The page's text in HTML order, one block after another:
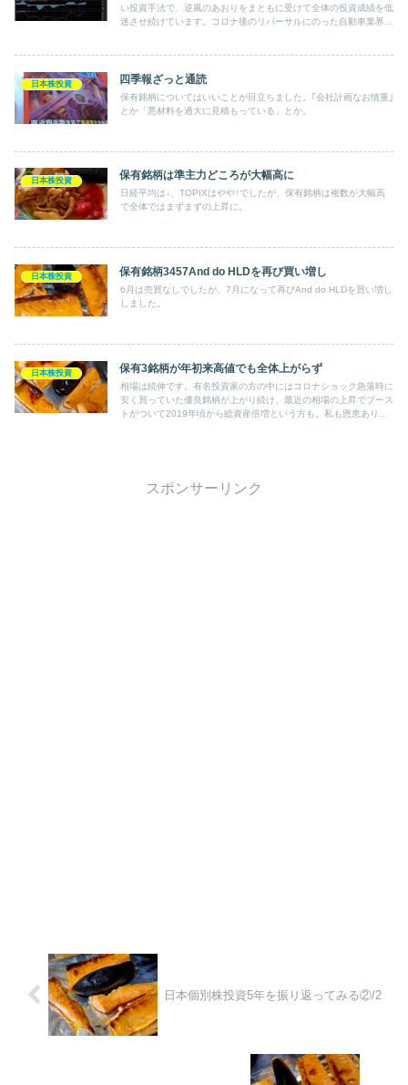
い投資手法で、逆風のあおりをまともに受けて全体の投資成績を低
迷させ続けています。コロナ後のリバーサルにのった自動車業界で
日本株投資 四季報ざっと通読
保有銘柄についてはいいことが目立ちました。｢会社計画なお慎重｣
とか「悪材料を過大に見積もっている」とか。
日本株投資 保有銘柄は準主力どころが大幅高に
日経平均は↓、TOPIXはやや↑でしたが、保有銘柄は複数が大幅高
で全体ではまずまずの上昇に。
日本株投資 保有銘柄3457And do HLDを再び買い増し
6月は売買なしでしたが、7月になって再びAnd do HLDを買い増し
しました。
日本株投資 保有3銘柄が年初来高値でも全体上がらず
相場は続伸です。有名投資家の方の中にはコロナショック急落時に
安く買っていた優良銘柄が上がり続け、最近の相場の上昇でブース
トがついて2019年頃から総資産倍増という方も。私も恩恵ありあ
スポンサーリンク
日本個別株投資5年を振り返ってみる②/2